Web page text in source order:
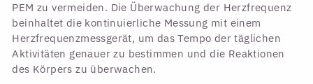
PEM zu vermeiden. Die Überwachung der Herzfrequenz
beinhaltet die kontinuierliche Messung mit einem
Herzfrequenzmessgerät, um das Tempo der täglichen
Aktivitäten genauer zu bestimmen und die Reaktionen
des Körpers zu überwachen.